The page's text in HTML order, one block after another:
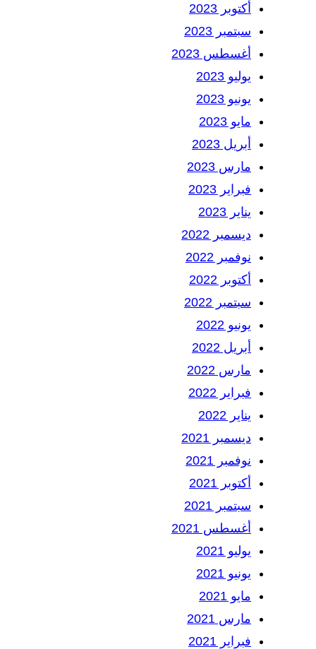
أكتوبر 2023
سبتمبر 2023
أغسطس 2023
يوليو 2023
يونيو 2023
مايو 2023
أبريل 2023
مارس 2023
فبراير 2023
يناير 2023
ديسمبر 2022
نوفمبر 2022
أكتوبر 2022
سبتمبر 2022
يونيو 2022
أبريل 2022
مارس 2022
فبراير 2022
يناير 2022
ديسمبر 2021
نوفمبر 2021
أكتوبر 2021
سبتمبر 2021
أغسطس 2021
يوليو 2021
يونيو 2021
مايو 2021
مارس 2021
فبراير 2021